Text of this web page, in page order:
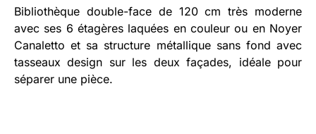
Bibliothèque double-face de 120 cm très moderne
avec ses 6 étagères laquées en couleur ou en Noyer
Canaletto et sa structure métallique sans fond avec
tasseaux design sur les deux façades, idéale pour
séparer une pièce.